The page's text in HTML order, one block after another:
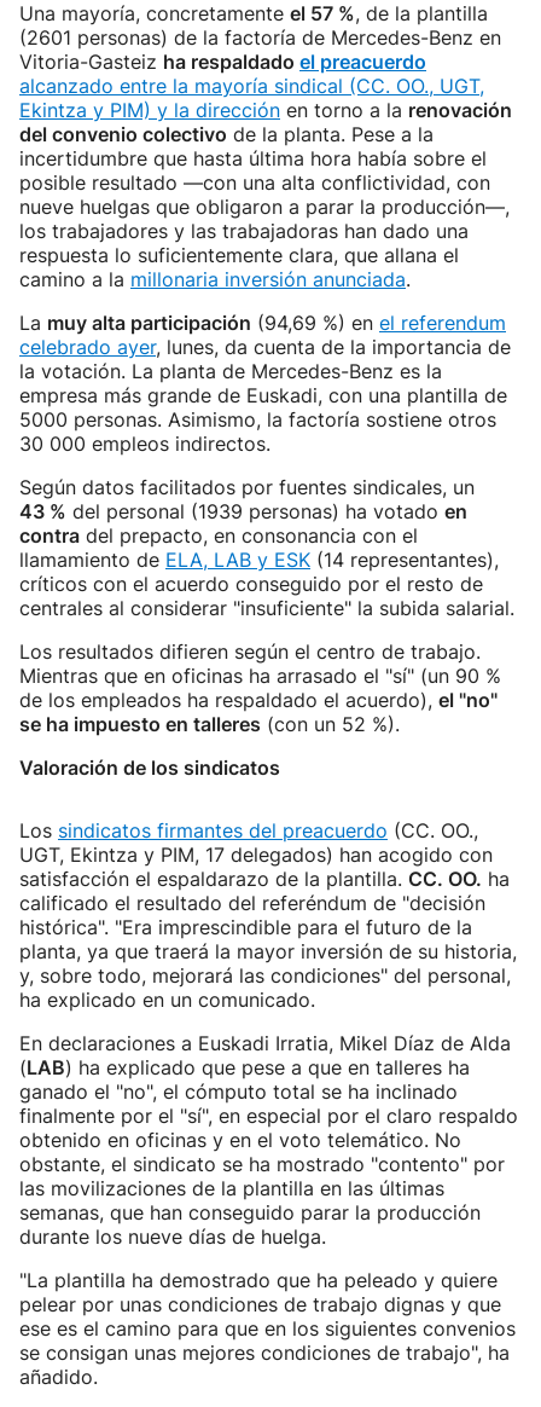
Una mayoría, concretamente el 57 %, de la plantilla
(2601 personas) de la factoría de Mercedes-Benz en
Vitoria-Gasteiz ha respaldado el preacuerdo
alcanzado entre la mayoría sindical (CC. OO., UGT,
Ekintza y PIM) y la dirección en torno a la renovación
del convenio colectivo de la planta. Pese a la
incertidumbre que hasta última hora había sobre el
posible resultado —con una alta conflictividad, con
nueve huelgas que obligaron a parar la producción—,
los trabajadores y las trabajadoras han dado una
respuesta lo suficientemente clara, que allana el
camino a la millonaria inversión anunciada.
La muy alta participación (94,69 %) en el referendum
celebrado ayer, lunes, da cuenta de la importancia de
la votación. La planta de Mercedes-Benz es la
empresa más grande de Euskadi, con una plantilla de
5000 personas. Asimismo, la factoría sostiene otros
30 000 empleos indirectos.
Según datos facilitados por fuentes sindicales, un
43 % del personal (1939 personas) ha votado en
contra del prepacto, en consonancia con el
llamamiento de ELA, LAB y ESK (14 representantes),
críticos con el acuerdo conseguido por el resto de
centrales al considerar "insuficiente" la subida salarial.
Los resultados difieren según el centro de trabajo.
Mientras que en oficinas ha arrasado el "sí" (un 90 %
de los empleados ha respaldado el acuerdo), el "no"
se ha impuesto en talleres (con un 52 %).
Valoración de los sindicatos
Los sindicatos firmantes del preacuerdo (CC. OO.,
UGT, Ekintza y PIM, 17 delegados) han acogido con
satisfacción el espaldarazo de la plantilla. CC. OO. ha
calificado el resultado del referéndum de "decisión
histórica". "Era imprescindible para el futuro de la
planta, ya que traerá la mayor inversión de su historia,
y, sobre todo, mejorará las condiciones" del personal,
ha explicado en un comunicado.
En declaraciones a Euskadi Irratia, Mikel Díaz de Alda
(LAB) ha explicado que pese a que en talleres ha
ganado el "no", el cómputo total se ha inclinado
finalmente por el "sí", en especial por el claro respaldo
obtenido en oficinas y en el voto telemático. No
obstante, el sindicato se ha mostrado "contento" por
las movilizaciones de la plantilla en las últimas
semanas, que han conseguido parar la producción
durante los nueve días de huelga.
"La plantilla ha demostrado que ha peleado y quiere
pelear por unas condiciones de trabajo dignas y que
ese es el camino para que en los siguientes convenios
se consigan unas mejores condiciones de trabajo", ha
añadido.